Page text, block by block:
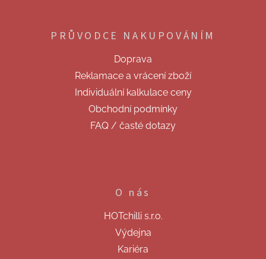
PRŮVODCE NAKUPOVÁNÍM
Doprava
Reklamace a vrácení zboží
Individuální kalkulace ceny
Obchodní podmínky
FAQ / časté dotazy
O nás
HOTchilli s.r.o.
Výdejna
Kariéra